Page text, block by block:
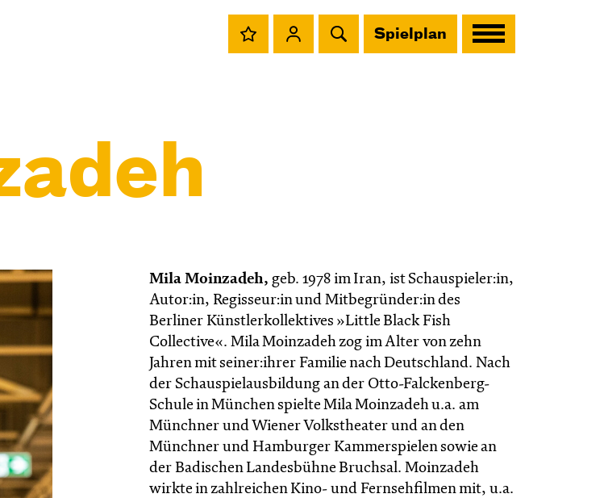
Spielplan
Mila Moinzadeh, geb. 1978 im Iran, ist Schauspieler:in,
Autor:in, Regisseur:in und Mitbegründer:in des
Berliner Künstlerkollektives »Little Black Fish
Collective«. Mila Moinzadeh zog im Alter von zehn
Jahren mit seiner:ihrer Familie nach Deutschland. Nach
der Schauspielausbildung an der Otto-Falckenberg-
Schule in München spielte Mila Moinzadeh u.a. am
Münchner und Wiener Volkstheater und an den
Münchner und Hamburger Kammerspielen sowie an
der Badischen Landesbühne Bruchsal. Moinzadeh
wirkte in zahlreichen Kino- und Fernsehfilmen mit, u.a.